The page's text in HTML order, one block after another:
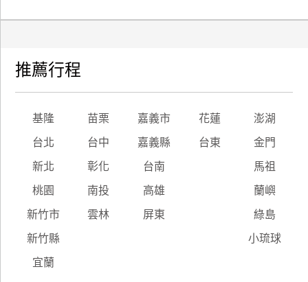
推薦行程
基隆 苗栗 嘉義市 花蓮 澎湖
台北 台中 嘉義縣 台東 金門
新北 彰化 台南 馬祖
桃園 南投 高雄 蘭嶼
新竹市 雲林 屏東 綠島
新竹縣 小琉球
宜蘭